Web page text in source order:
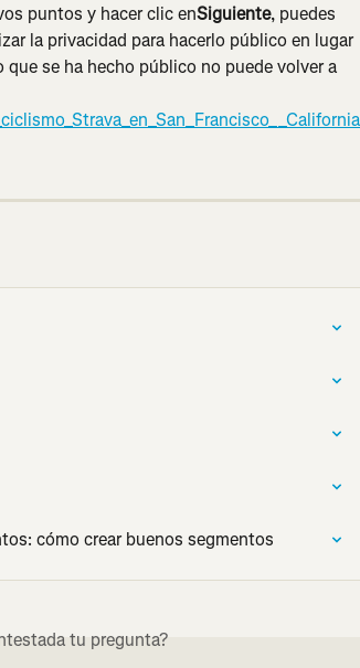
puntos y hacer clic enSiguiente, puedes
la privacidad para hacerlo público en lugar
se ha hecho público no puede volver a
cómo crear buenos segmentos
tu pregunta?